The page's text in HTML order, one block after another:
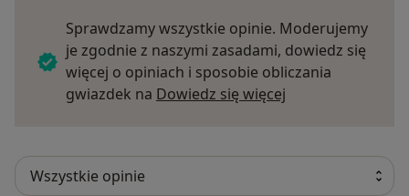
Sprawdzamy wszystkie opinie. Moderujemy
je zgodnie z naszymi zasadami, dowiedz się
więcej o opiniach i sposobie obliczania
gwiazdek na Dowiedz się więcej